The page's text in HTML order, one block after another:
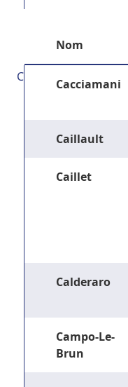
Nom
C Cacciamani
Caillault
Caillet
Calderaro
Campo-Le-
Brun